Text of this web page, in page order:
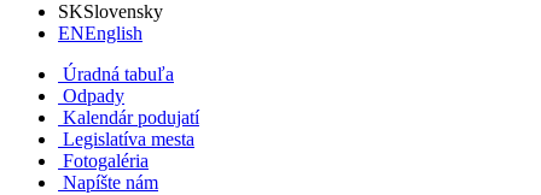
SKSlovensky
ENEnglish
Úradná tabuľa
Odpady
Kalendár podujatí
Legislatíva mesta
Fotogaléria
Napíšte nám